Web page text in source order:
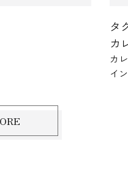
トリームスポーツ ツ
タ
カ
カ